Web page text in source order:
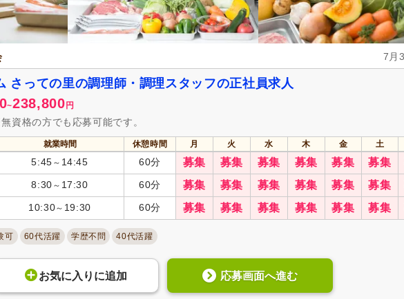
7月
さっての里の調理師・調理スタッフの正社員求人
~238,800 円
資格の方でも応募可能です。
就業時間 休憩時間 月 火 水 木 金 土
5:45 ～ 14:45 60分 募集 募集 募集 募集 募集 募集
8:30 ～ 17:30 60分 募集 募集 募集 募集 募集 募集
10:30～ 19:30 60分 募集 募集 募集 募集 募集 募集
可 60代活躍 学歴不問 40代活躍
お気に入り に追加 応募画面へ進む